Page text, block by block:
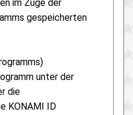
im Zuge der
gespeicherten
unter der
die
KONAMI ID